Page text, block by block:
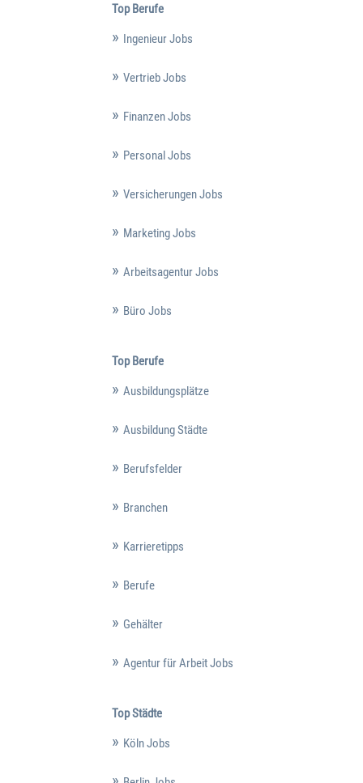
Top Berufe
Ingenieur Jobs
Vertrieb Jobs
Finanzen Jobs
Personal Jobs
Versicherungen Jobs
Marketing Jobs
Arbeitsagentur Jobs
Büro Jobs
Top Berufe
Ausbildungsplätze
Ausbildung Städte
Berufsfelder
Branchen
Karrieretipps
Berufe
Gehälter
Agentur für Arbeit Jobs
Top Städte
Köln Jobs